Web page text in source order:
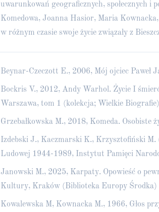
uwarunkowań geograficznych, społecznych i
Komedowa, Joanna Hasior, Maria
w różnym czasie swoje życie związały z
Beynar-Czeczott E., 2006, Mój ojciec Paweł
Bockris V., 2012, Andy Warhol. Życie I
Warszawa, tom 1 (kolekcja; Wielkie Biografie)
Grzebałkowska M., 2018, Komeda.
Izdebski J., Kaczmarski K., Krzysztofiński M.
Ludowej 1944-1989, Instytut Pamięci
Janowski M., 2025, Karpaty. Opowieść o
Kultury, Kraków (Biblioteka Europy Środka)
Kowalewska M, Kownacka M., 1966, Głos